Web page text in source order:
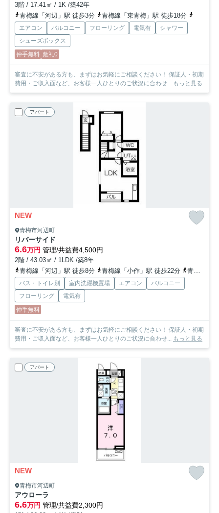
3階 / 17.41㎡ / 1K /築42年
青梅線「河辺」駅 徒歩3分
青梅線「東青梅」駅 徒歩18分
エアコン バルコニー フローリング 電気有
シャワー
シューズボックス
仲手無料 敷礼0
審査に不安がある方も、まずはお気軽にご相談ください！ 保証人・初期
費用・ご収入面など、お客様一人ひとりのご状況に合わせ...
もっと見る
アパート
NEW
青梅市河辺町
リバーサイド
6.6万円 管理/共益費4,500円
2階 / 43.03㎡ / 1LDK /築8年
青梅線「河辺」駅 徒歩8分
青梅線「小作」駅 徒歩22分 青梅線「東青梅」駅 徒歩24分
バス・トイレ別 室内洗濯機置場 エアコン
バルコニー
フローリング
電気有
仲手無料
審査に不安がある方も、まずはお気軽にご相談ください！ 保証人・初期
費用・ご収入面など、お客様一人ひとりのご状況に合わせ...
もっと見る
アパート
NEW
青梅市河辺町
アウローラ
6.6万円 管理/共益費2,300円